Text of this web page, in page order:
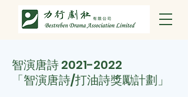
智演唐詩2021-2022
「智演唐詩/打油詩獎勵計劃」